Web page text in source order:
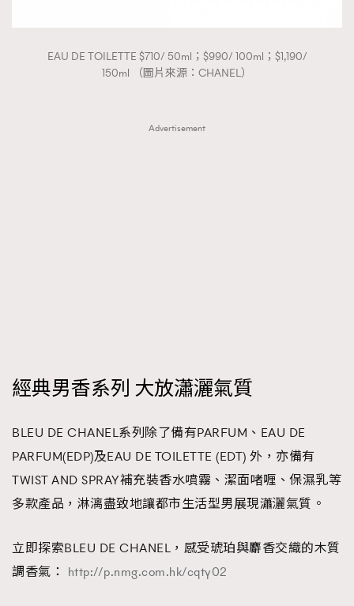
EAU DE TOILETTE $710/ 50ml；$990/ 100ml；$1,190/
150ml （圖片來源：CHANEL）
Advertisement
經典男香系列 大放瀟灑氣質
BLEU DE CHANEL系列除了備有PARFUM、EAU DE
PARFUM(EDP)及EAU DE TOILETTE (EDT) 外，亦備有
TWIST AND SPRAY補充裝香水噴霧、潔面啫喱、保濕乳等
多款產品，淋漓盡致地讓都市生活型男展現瀟灑氣質。
立即探索BLEU DE CHANEL，感受琥珀與麝香交織的木質
調香氣： http://p.nmg.com.hk/cqty02